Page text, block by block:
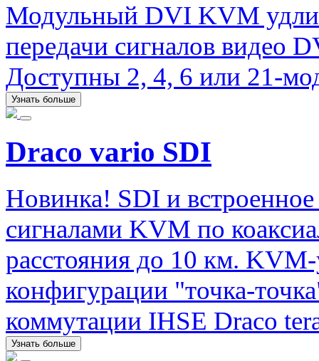
Модульный DVI KVM
передачи сигналов видео
Доступны 2, 4, 6 или 21-
Узнать больше
Draco vario SDI
Новинка! SDI и встроенное
сигналами KVM по
расстояния до 10 км. KVM-
конфигурации "точка-
коммутации IHSE Draco
Узнать больше